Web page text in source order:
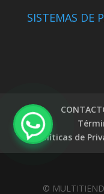
SISTEMAS DE
Políticas de
©